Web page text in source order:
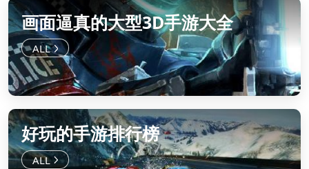
画面逼真的大型3D手游大全
好玩的手游排行榜